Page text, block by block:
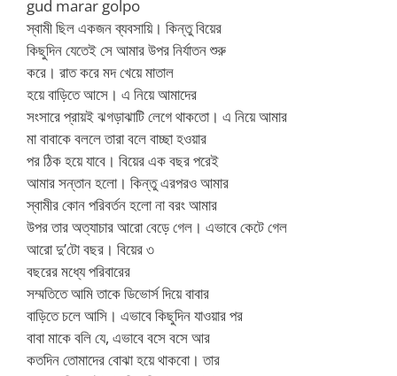
gud marar golpo
স্বামী ছিল একজন ব্যবসায়ি। কিন্তু বিয়ের
কিছুদিন যেতেই সে আমার উপর নির্যাতন শুরু
করে। রাত করে মদ খেয়ে মাতাল
হয়ে বাড়িতে আসে। এ নিয়ে আমাদের
সংসারে প্রায়ই ঝগড়াঝাটি লেগে থাকতো। এ নিয়ে আমার
মা বাবাকে বললে তারা বলে বাচ্ছা হওয়ার
পর ঠিক হয়ে যাবে। বিয়ের এক বছর পরেই
আমার সন্তান হলো। কিন্তু এরপরও আমার
স্বামীর কোন পরিবর্তন হলো না বরং আমার
উপর তার অত্যাচার আরো বেড়ে গেল। এভাবে কেটে গেল
আরো দু’টো বছর। বিয়ের ৩
বছরের মধ্যে পরিবারের
সম্মতিতে আমি তাকে ডিভোর্স দিয়ে বাবার
বাড়িতে চলে আসি। এভাবে কিছুদিন যাওয়ার পর
বাবা মাকে বলি যে, এভাবে বসে বসে আর
কতদিন তোমাদের বোঝা হয়ে থাকবো। তার